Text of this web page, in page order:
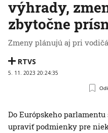
výhrady,
zbytočne
Zmeny plánujú aj pri
RTVS
5. 11. 2023 20:24:35
Do Európskeho
upraviť podmienky pre